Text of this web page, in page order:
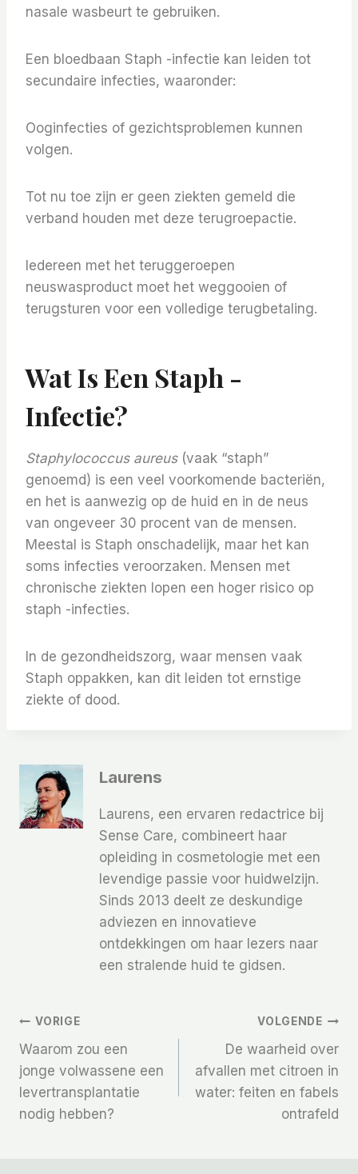
nasale wasbeurt te gebruiken.
Een bloedbaan Staph -infectie kan leiden tot
secundaire infecties, waaronder:
Ooginfecties of gezichtsproblemen kunnen
volgen.
Tot nu toe zijn er geen ziekten gemeld die
verband houden met deze terugroepactie.
Iedereen met het teruggeroepen
neuswasproduct moet het weggooien of
terugsturen voor een volledige terugbetaling.
Wat Is Een Staph -
Infectie?
Staphylococcus aureus(vaak “staph”
genoemd) is een veel voorkomende bacteriën,
en het is aanwezig op de huid en in de neus
van ongeveer 30 procent van de mensen.
Meestal is Staph onschadelijk, maar het kan
soms infecties veroorzaken. Mensen met
chronische ziekten lopen een hoger risico op
staph -infecties.
In de gezondheidszorg, waar mensen vaak
Staph oppakken, kan dit leiden tot ernstige
ziekte of dood.
Laurens
Laurens, een ervaren redactrice bij
Sense Care, combineert haar
opleiding in cosmetologie met een
levendige passie voor huidwelzijn.
Sinds 2013 deelt ze deskundige
adviezen en innovatieve
ontdekkingen om haar lezers naar
een stralende huid te gidsen.
Bericht
Navigatie
VORIGE
Waarom zou een
jonge volwassene een
levertransplantatie
nodig hebben?
VOLGENDE
De waarheid over
afvallen met citroen in
water: feiten en fabels
ontrafeld